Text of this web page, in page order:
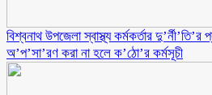
বিশ্বনাথ উপজেলা স্বাস্থ্য কর্মকর্তার দু’র্নী’তি’র
অ’প’সা’রণ করা না হলে ক’ঠো’র কর্মসূচী